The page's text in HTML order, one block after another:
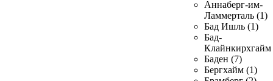
Аннаберг-им-
Ламмерталь (1)
Бад Ишль (1)
Бад-
Клайнкирхгайм
Баден (7)
Бергхайм (1)